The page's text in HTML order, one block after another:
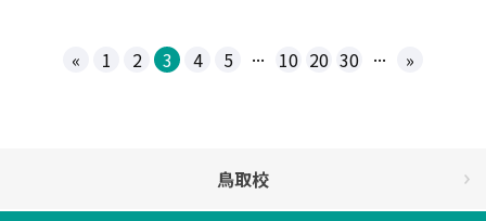
« 1 2 3 4 5 ... 10 20 30 ... »
鳥取校